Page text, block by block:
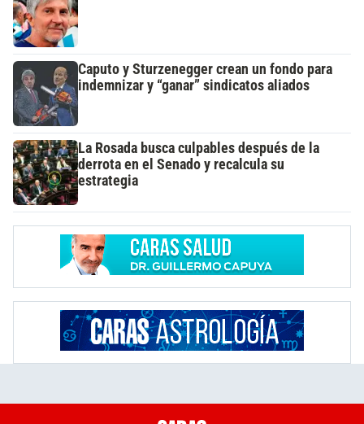
Caputo y Sturzenegger crean un fondo para
indemnizar y “ganar” sindicatos aliados
La Rosada busca culpables después de la
derrota en el Senado y recalcula su
estrategia